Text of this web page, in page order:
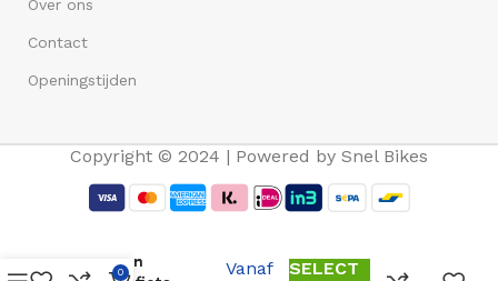
Over ons
Contact
Openingstijden
Copyright © 2024 | Powered by Snel Bikes
Altec
28 inch
Vanaf SELECT
0